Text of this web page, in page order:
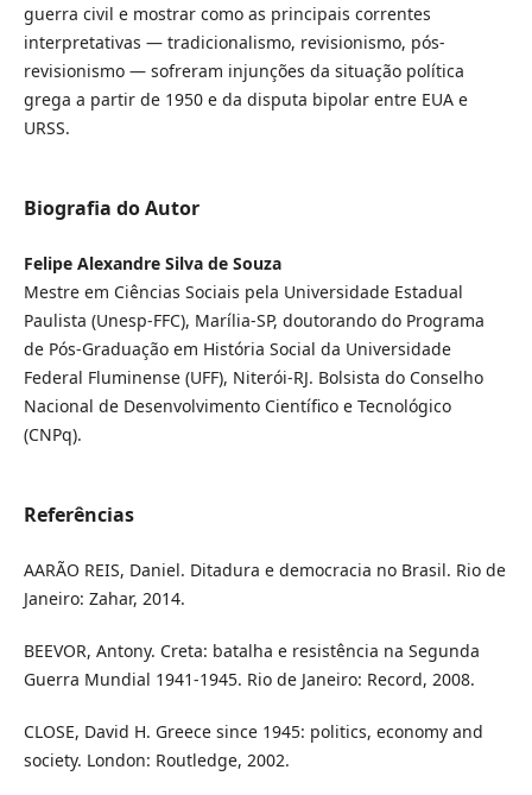
guerra civil e mostrar como as principais correntes
interpretativas — tradicionalismo, revisionismo, pós-
revisionismo — sofreram injunções da situação política
grega a partir de 1950 e da disputa bipolar entre EUA e
URSS.
Biografia do Autor
Felipe Alexandre Silva de Souza
Mestre em Ciências Sociais pela Universidade Estadual
Paulista (Unesp-FFC), Marília-SP, doutorando do Programa
de Pós-Graduação em História Social da Universidade
Federal Fluminense (UFF), Niterói-RJ. Bolsista do Conselho
Nacional de Desenvolvimento Científico e Tecnológico
(CNPq).
Referências
AARÃO REIS, Daniel. Ditadura e democracia no Brasil. Rio de
Janeiro: Zahar, 2014.
BEEVOR, Antony. Creta: batalha e resistência na Segunda
Guerra Mundial 1941-1945. Rio de Janeiro: Record, 2008.
CLOSE, David H. Greece since 1945: politics, economy and
society. London: Routledge, 2002.